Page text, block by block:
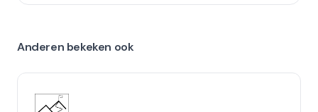
Anderen bekeken ook